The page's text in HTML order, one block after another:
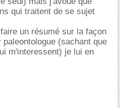
qui traitent de se sujet
un résumé sur la façon
(sachant que
m'interessent) je lui en